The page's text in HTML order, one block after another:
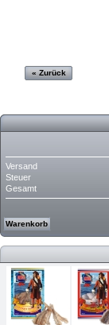
« Zurück
Versand
Steuer
Gesamt
Warenkorb